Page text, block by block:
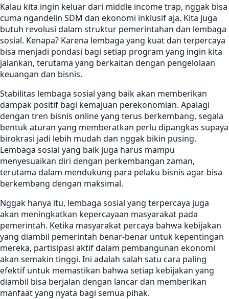
Kalau kita ingin keluar dari middle income trap, nggak bisa
cuma ngandelin SDM dan ekonomi inklusif aja. Kita juga
butuh revolusi dalam struktur pemerintahan dan lembaga
sosial. Kenapa? Karena lembaga yang kuat dan terpercaya
bisa menjadi pondasi bagi setiap program yang ingin kita
jalankan, terutama yang berkaitan dengan pengelolaan
keuangan dan bisnis.
Stabilitas lembaga sosial yang baik akan memberikan
dampak positif bagi kemajuan perekonomian. Apalagi
dengan tren bisnis online yang terus berkembang, segala
bentuk aturan yang memberatkan perlu dipangkas supaya
birokrasi jadi lebih mudah dan nggak bikin pusing.
Lembaga sosial yang baik juga harus mampu
menyesuaikan diri dengan perkembangan zaman,
terutama dalam mendukung para pelaku bisnis agar bisa
berkembang dengan maksimal.
Nggak hanya itu, lembaga sosial yang terpercaya juga
akan meningkatkan kepercayaan masyarakat pada
pemerintah. Ketika masyarakat percaya bahwa kebijakan
yang diambil pemerintah benar-benar untuk kepentingan
mereka, partisipasi aktif dalam pembangunan ekonomi
akan semakin tinggi. Ini adalah salah satu cara paling
efektif untuk memastikan bahwa setiap kebijakan yang
diambil bisa berjalan dengan lancar dan memberikan
manfaat yang nyata bagi semua pihak.